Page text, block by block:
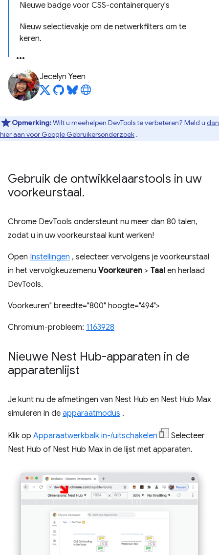
Nieuwe badge voor CSS-containerquery's
Nieuw selectievakje om de netwerkfilters om te
keren.
Jecelyn Yeen
Opmerking:Wilt u meehelpen DevTools te verbeteren? Meld u dan
hier aan voor Google Gebruikersonderzoek .
Gebruik de ontwikkelaarstools in uw
voorkeurstaal.
Chrome DevTools ondersteunt nu meer dan 80 talen,
zodat u in uw voorkeurstaal kunt werken!
Open Instellingen , selecteer vervolgens je voorkeurstaal
in het vervolgkeuzemenu Voorkeuren > Taal en herlaad
DevTools.
Voorkeuren" breedte="800" hoogte="494">
Chromium-probleem: 1163928
Nieuwe Nest Hub-apparaten in de
apparatenlijst
Je kunt nu de afmetingen van Nest Hub en Nest Hub Max
simuleren in de apparaatmodus .
Klik op Apparaatwerkbalk in-/uitschakelen
Selecteer
Nest Hub of Nest Hub Max in de lijst met apparaten.